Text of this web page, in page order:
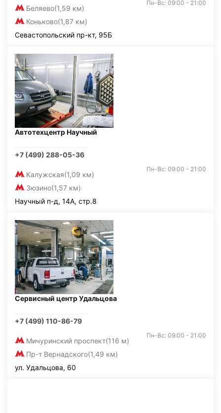
Беляево(1,59 км)
Коньково(1,87 км)
Пн-Вс: 09:00 - 21:00
Севастопольский пр-кт, 95Б
Автотехцентр Научный
+7 (499) 288-05-36
Калужская(1,09 км)
Зюзино(1,57 км)
Пн-Вс: 09:00 - 21:00
Научный п-д, 14А, стр.8
Сервисный центр Удальцова
+7 (499) 110-86-79
Мичуринский проспект(116 м)
Пр-т Вернадского(1,49 км)
Пн-Вс: 09:00 - 21:00
ул. Удальцова, 60